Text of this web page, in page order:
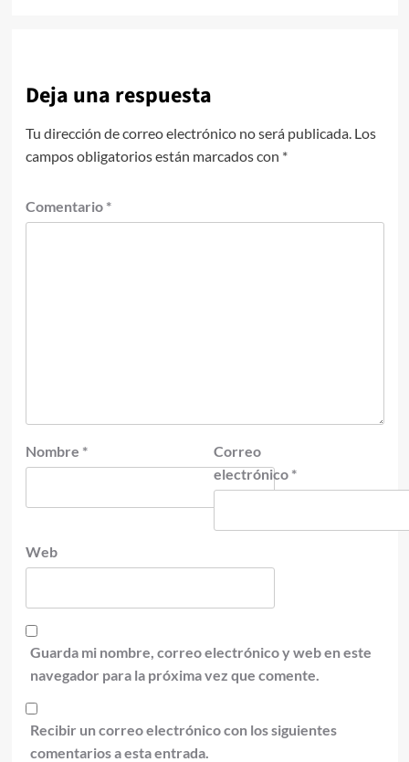
Deja una respuesta
Tu dirección de correo electrónico no será publicada. Los
campos obligatorios están marcados con *
Comentario *
Nombre *
Correo
electrónico *
Web
Guarda mi nombre, correo electrónico y web en este
navegador para la próxima vez que comente.
Recibir un correo electrónico con los siguientes
comentarios a esta entrada.